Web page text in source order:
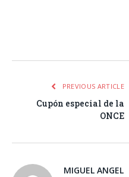
PREVIOUS ARTICLE
Cupón especial de la
ONCE
MIGUEL ANGEL